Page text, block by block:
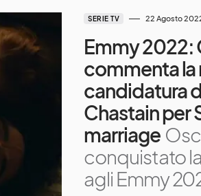
SERIE TV 22 Agosto
Emmy 2022:
commenta
candidatura
Chastain per
marriage
conquistato
agli Emmy